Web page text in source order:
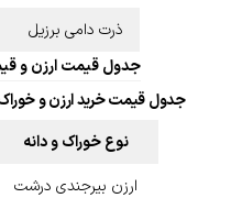
ذرت دامی برزیل
جدول قیمت ارزن و
جدول قیمت خرید ارزن و
نوع خوراک و دانه
ارزن بیرجندی درشت